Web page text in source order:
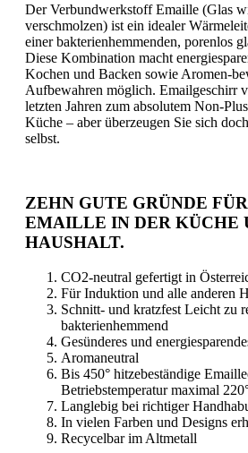
Der Verbundwerkstoff Emaille (Glas
verschmolzen) ist ein idealer
einer bakterienhemmenden, porenlos
Diese Kombination macht
Kochen und Backen sowie Aromen-
Aufbewahren möglich. Emailgeschirr
letzten Jahren zum absolutem Non-
Küche – aber überzeugen Sie sich
selbst.
ZEHN GUTE GRÜNDE
EMAILLE IN DER KÜCHE
HAUSHALT.
CO2-neutral gefertigt in
Für Induktion und alle anderen
Schnitt- und kratzfest Leicht zu
bakterienhemmend
Gesünderes und
Aromaneutral
Bis 450° hitzebeständige
Betriebstemperatur maximal
Langlebig bei richtiger
In vielen Farben und Designs
Recycelbar im Altmetall